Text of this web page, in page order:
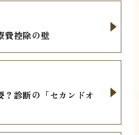
費控除の壁
？診断の「セカンドオ